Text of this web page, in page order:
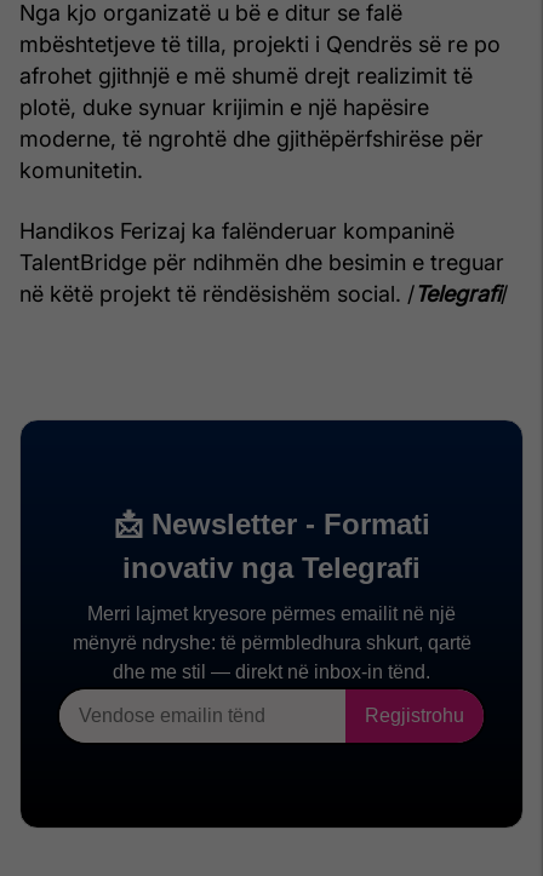
Nga kjo organizatë u bë e ditur se falë
mbështetjeve të tilla, projekti i Qendrës së re po
afrohet gjithnjë e më shumë drejt realizimit të
plotë, duke synuar krijimin e një hapësire
moderne, të ngrohtë dhe gjithëpërfshirëse për
komunitetin.
Handikos Ferizaj ka falënderuar kompaninë
TalentBridge për ndihmën dhe besimin e treguar
në këtë projekt të rëndësishëm social. /Telegrafi/